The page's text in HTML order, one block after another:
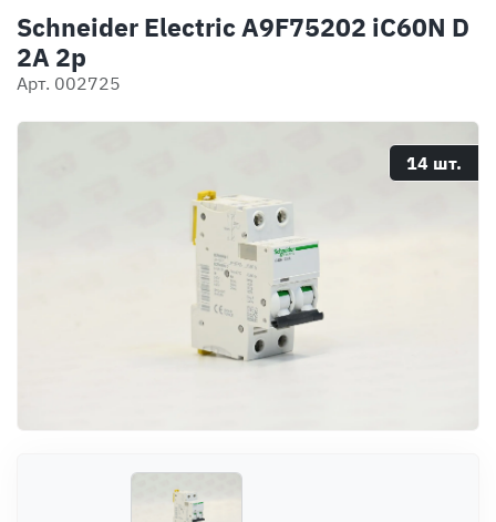
Вопросы и ответы
О компании
Schneider Electric A9F75202 iC60N D
2A 2p
Арт. 002725
14 шт.